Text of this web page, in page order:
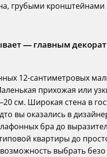
грубыми кронштейнами
— главным
12-сантиметровых
прихожая или
см. Широкая стена в
вы оказались в
бра до
квартиры до
выбрать безо